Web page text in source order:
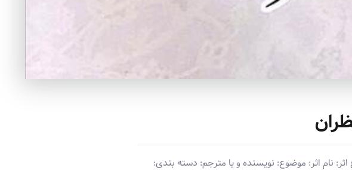
نام اثر: موضوع: نویسنده و یا مترجم: دسته بندی: